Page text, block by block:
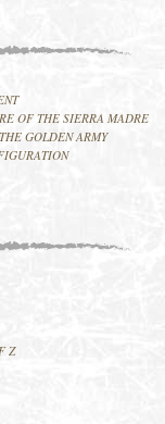
OF THE SIERRA MADRE
GOLDEN ARMY
Z